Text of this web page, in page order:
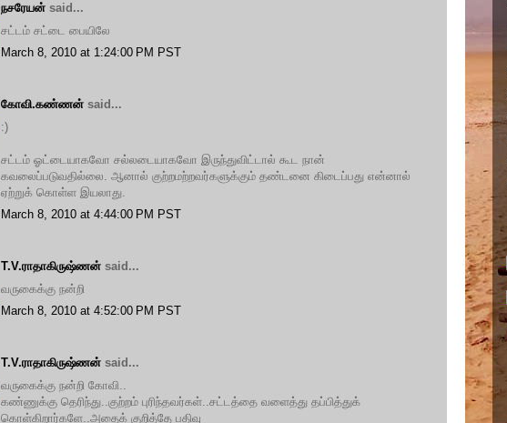
நசரேயன் said...
சட்டம் சட்டை பையிலே
March 8, 2010 at 1:24:00 PM PST
கோவி.கண்ணன் said...
:)
சட்டம் ஓட்டையாகவோ சல்லடையாகவோ இருந்துவிட்டால் கூட நான்
கவலைப்படுவதில்லை. ஆனால் குற்றமற்றவர்களுக்கும் தண்டனை கிடைப்பது என்னால்
ஏற்றுக் கொள்ள இயலாது.
March 8, 2010 at 4:44:00 PM PST
T.V.ராதாகிருஷ்ணன் said...
வருகைக்கு நன்றி
March 8, 2010 at 4:52:00 PM PST
T.V.ராதாகிருஷ்ணன் said...
வருகைக்கு நன்றி கோவி..
கண்ணுக்கு தெரிந்து..குற்றம் புரிந்தவர்கள்..சட்டத்தை வளைத்து தப்பித்துக்
கொள்கிறார்களே..அதைக் குறித்தே பதிவு